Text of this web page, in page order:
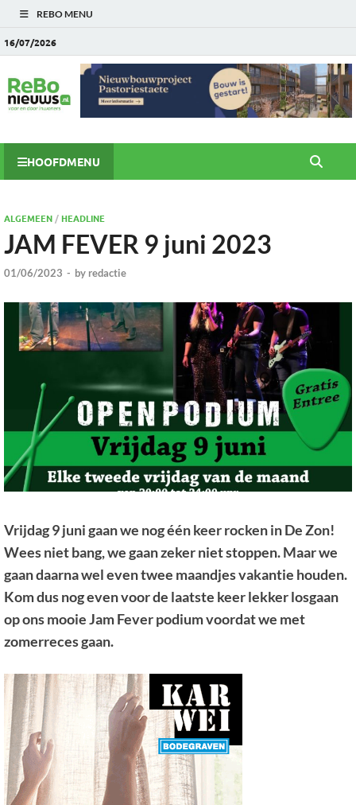
REBO MENU
16/07/2026
HOOFDMENU
ALGEMEEN/ HEADLINE
JAM FEVER 9 juni 2023
01/06/2023 - by redactie
Vrijdag 9 juni gaan we nog één keer rocken in De Zon!
Wees niet bang, we gaan zeker niet stoppen. Maar we
gaan daarna wel even twee maandjes vakantie houden.
Kom dus nog even voor de laatste keer lekker losgaan
op ons mooie Jam Fever podium voordat we met
zomerreces gaan.